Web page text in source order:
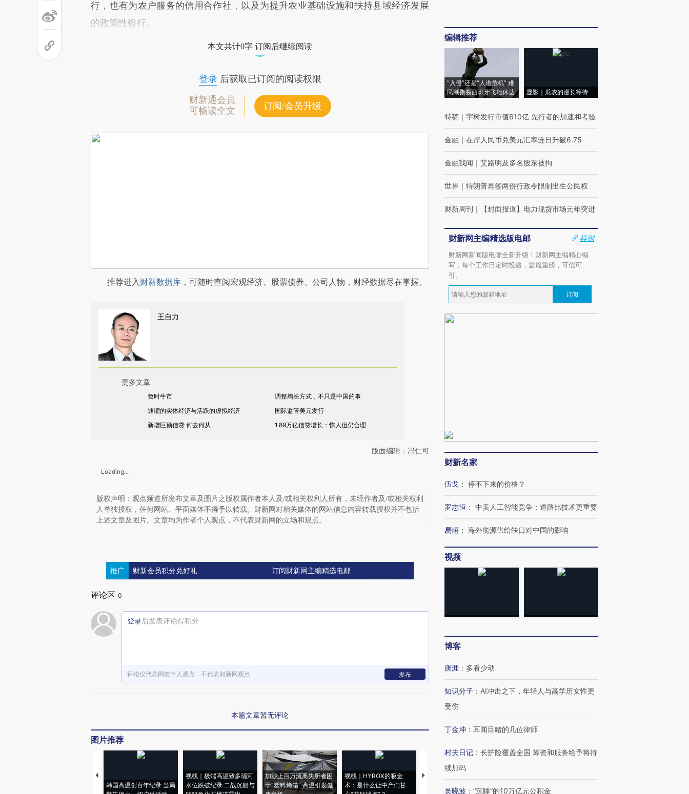
行，也有为农户服务的信用合作社，以及为提升农业基础设施和扶持县域经济发展
的政策性银行。
本文共计0字 订阅后继续阅读
登录后获取已订阅的阅读权限
财新通会员
可畅读全文
订阅/会员升级
推荐进入财新数据库 ，可随时查阅宏观经济、股票债券、公司人物，财经数据尽在掌握。
王自力
更多文章
暂时牛市
调整增长方式，不只是中国的事
通缩的实体经济与活跃的虚拟经济
国际监管美元发行
新增巨额信贷 何去何从
1.89万亿信贷增长：惊人但仍合理
版面编辑：冯仁可
Loading...
版权声明：观点频道所发布文章及图片之版权属作者本人及/或相关权利人所有，未经作者及/或相关权利
人单独授权，任何网站、平面媒体不得予以转载。财新网对相关媒体的网站信息内容转载授权并不包括
上述文章及图片。文章均为作者个人观点，不代表财新网的立场和观点。
推广 财新会员积分兑好礼 订阅财新网主编精选电邮
评论区 0
登录后发表评论得积分
评论仅代表网友个人观点，不代表财新网观点 发布
本篇文章暂无评论
图片推荐
韩国高温创百年纪录 当局
视线｜极端高温致多瑙河
水位跌破纪录 二战沉船与
加沙上百万流离失所者困
于“塑料烤箱” 高温引发健
视线｜HYROX的吸金
术：是什么让中产们甘
马航飞行员跨国走私7万
编辑推荐
“入侵”还是“人道危机” 难
民潮撕裂西班牙飞地休达
显影｜瓜农的漫长等待
特稿 ｜ 宇树发行市值610亿 先行者的加速和考验
金融 ｜ 在岸人民币兑美元汇率连日升破6.75
金融我闻 ｜ 艾路明及多名股东被拘
世界 ｜ 特朗普再签两份行政令限制出生公民权
财新周刊 ｜ 【封面报道】电力现货市场元年突进
财新网主编精选版电邮
样例
财新网新闻版电邮全新升级！财新网主编精心编
写，每个工作日定时投递，篇篇重磅，可信可
引。
订阅
财新名家
伍戈 ： 停不下来的价格？
罗志恒 ： 中美人工智能竞争：道路比技术更重要
易峘 ： 海外能源供给缺口对中国的影响
视频
博客
唐涯 ： 多看少动
知识分子 ： AI冲击之下，年轻人与高学历女性更
受伤
丁金坤 ： 耳闻目睹的几位律师
村夫日记 ： 长护险覆盖全国 筹资和服务给予将持
续加码
吴晓波 ： “沉睡”的10万亿元公积金